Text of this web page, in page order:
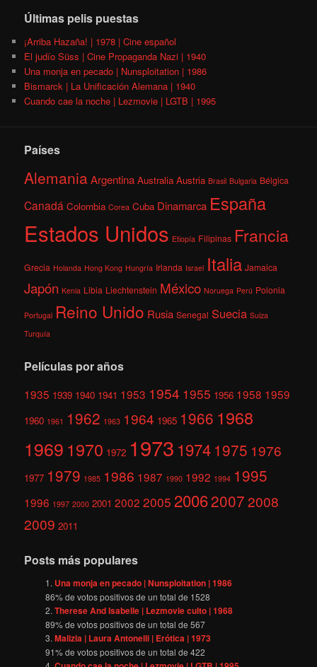
Últimas pelis puestas
¡Arriba Hazaña! | 1978 | Cine español
El judío Süss | Cine Propaganda Nazi | 1940
Una monja en pecado | Nunsploitation | 1986
Bismarck | La Unificación Alemana | 1940
Cuando cae la noche | Lezmovie | LGTB | 1995
Países
AlemaniaArgentina Australia Austria Brasil Bulgaria Bélgica
Canadá Colombia Corea Cuba Dinamarca España
Estados Unidos Etiopía Filipinas Francia
Grecia Holanda Hong Kong Hungría Irlanda Israel Italia Jamaica
Japón Kenia Libia Liechtenstein México Noruega Perú Polonia
Portugal Reino Unido Rusia Senegal Suecia Suiza
Turquía
Películas por años
1935 1939 1940 1941 1953 1954 1955 1956 1958 1959
1960 1961 1962 1963 1964 1965 1966 1968
1969 1970 1972 1973 1974 1975 1976
1977 1979 1985 1986 1987 1990 1992 1994 1995
1996 1997 2000 2001 2002 2005 200620072008
2009 2011
Posts más populares
Una monja en pecado | Nunsploitation | 1986
86% de votos positivos de un total de 1528
Therese And Isabelle | Lezmovie culto | 1968
89% de votos positivos de un total de567
Malizia | Laura Antonelli | Erótica | 1973
91% de votos positivos de un total de422